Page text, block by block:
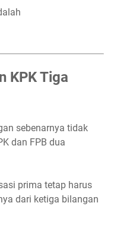
KPK Tiga
sebenarnya tidak
dan FPB dua
prima tetap harus
dari ketiga bilangan